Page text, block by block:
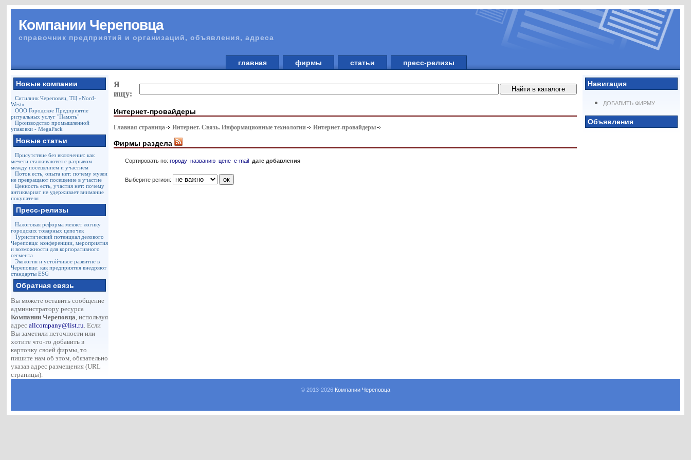
Компании Череповца
справочник предприятий и организаций, объявления, адреса
главная фирмы статьи пресс-релизы
Новые компании
Ситилинк Череповец, ТЦ «Nord-
West»
ООО Городское Предприятие
ритуальных услуг "Память"
Производство промышленной
упаковки - MegaPack
Новые статьи
Присутствие без включения: как
мечети сталкиваются с разрывом
между посещением и участием
Поток есть, опыта нет: почему музеи
не превращают посещение в участие
Ценность есть, участия нет: почему
антиквариат не удерживает внимание
покупателя
Пресс-релизы
Налоговая реформа меняет логику
городских товарных цепочек
Туристический потенциал делового
Череповца: конференции, мероприятия
и возможности для корпоративного
сегмента
Экология и устойчивое развитие в
Череповце: как предприятия внедряют
стандарты ESG
Обратная связь
Вы можете оставить сообщение
администратору ресурса
Компании Череповца, используя
адресallcompany@list.ru. Если
Вы заметили неточности или
хотите что-то добавить в
карточку своей фирмы, то
пишите нам об этом, обязательно
указав адрес размещения (URL
страницы).
Навигация
ДОБАВИТЬ ФИРМУ
Объявления
Я
ищу:
Интернет-провайдеры
Главная страница Интернет. Связь. Информационные технологии Интернет-провайдеры
Фирмы раздела
Сортировать по:городу названию цене e-mail дате добавления
Выберите регион:
© 2013-2026 Компании Череповца